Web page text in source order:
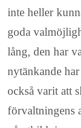
inte heller
goda
lång, den har
nytänkande
också varit att
förvaltningens